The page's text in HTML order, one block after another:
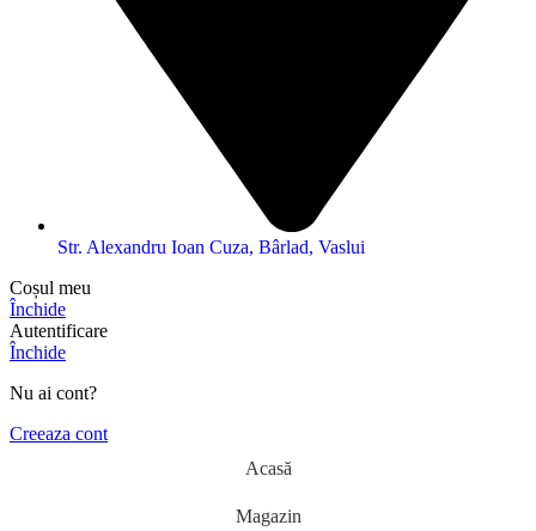
Str. Alexandru Ioan Cuza, Bârlad, Vaslui
Coșul meu
Închide
Autentificare
Închide
Nu ai cont?
Creeaza cont
Acasă
Magazin